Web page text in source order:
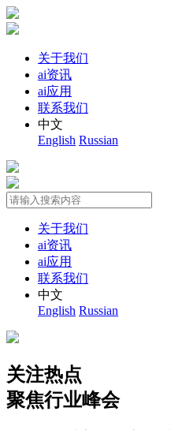
关于我们
ai资讯
ai应用
联系我们
中文
English Russian
关于我们
ai资讯
ai应用
联系我们
中文
English Russian
关注热点
聚焦行业峰会